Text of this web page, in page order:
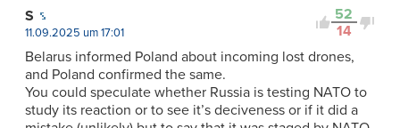
52
14
S
11.09.2025 um 17:01
Belarus informed Poland about incoming lost drones,
and Poland confirmed the same.
You could speculate whether Russia is testing NATO to
study its reaction or to see it’s deciveness or if it did a